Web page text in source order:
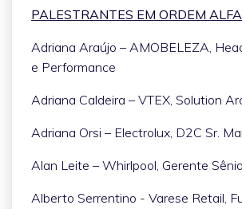
PALESTRANTES EM ORDEM
Adriana Araújo – AMOBELEZA,
e Performance
Adriana Caldeira – VTEX, Solution
Adriana Orsi – Electrolux, D2C Sr.
Alan Leite – Whirlpool, Gerente
Alberto Serrentino - Varese Retail,